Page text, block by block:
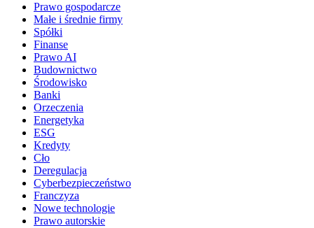
Prawo gospodarcze
Małe i średnie firmy
Spółki
Finanse
Prawo AI
Budownictwo
Środowisko
Banki
Orzeczenia
Energetyka
ESG
Kredyty
Cło
Deregulacja
Cyberbezpieczeństwo
Franczyza
Nowe technologie
Prawo autorskie